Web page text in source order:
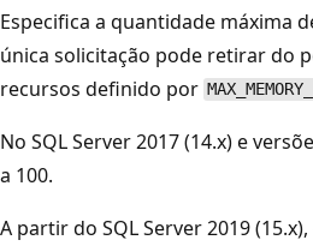
Especifica a quantidade máxima
única solicitação pode retirar do
recursos definido por
No SQL Server 2017 (14.x) e
a 100.
A partir do SQL Server 2019